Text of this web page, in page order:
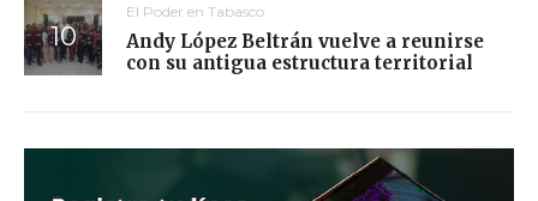
El Poder en Tabasco
Andy López Beltrán vuelve a reunirse
con su antigua estructura territorial